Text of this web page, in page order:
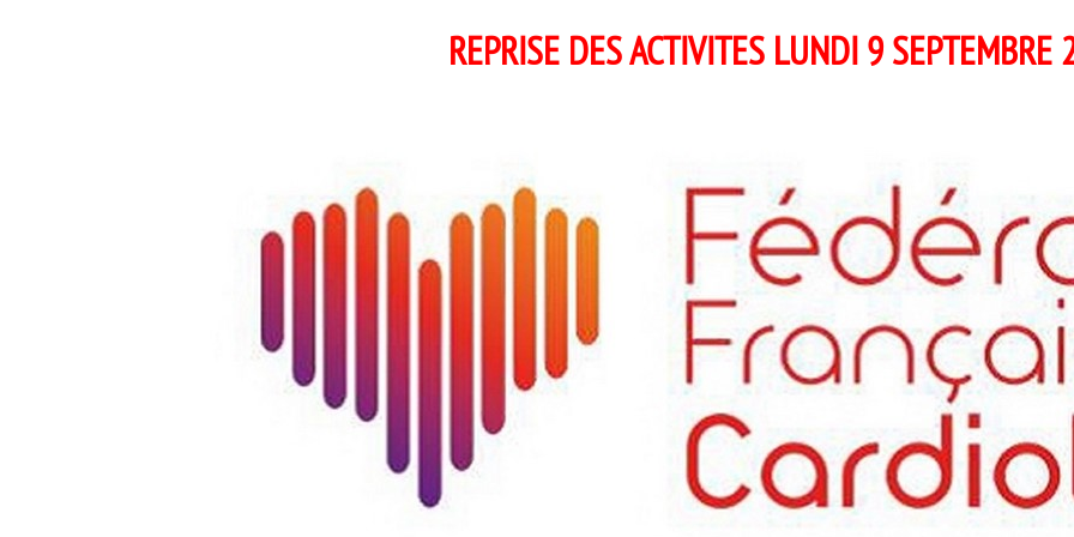
REPRISE DES ACTIVITES LUNDI 9 SEPTEMBRE